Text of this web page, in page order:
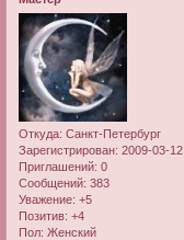
Откуда: Санкт-Петербург
Зарегистрирован: 2009-03-12
Приглашений: 0
Сообщений: 383
Уважение: +5
Позитив: +4
Пол: Женский